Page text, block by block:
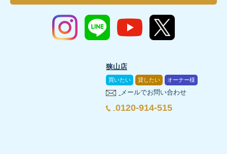
この動画では、SAN+で建てたM様邸について、お施主様
狭山店
買いたい 貸したい オーナー様
メールでお問い合わせ
0120-914-515